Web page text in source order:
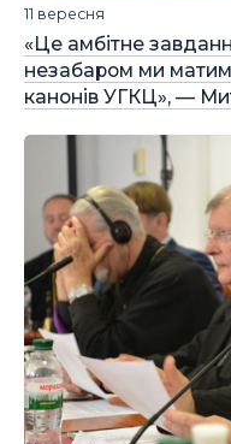
«Це амбітне
незабаром ми
канонів УГКЦ», —
11 вересня